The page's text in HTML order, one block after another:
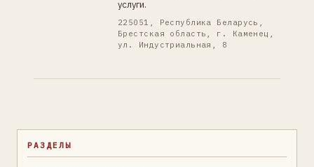
услуги.
225051, Республика Беларусь,
Брестская область, г. Каменец,
ул. Индустриальная, 8
РАЗДЕЛЫ